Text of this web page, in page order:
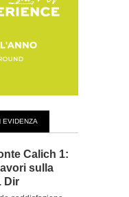
EVIDENZA
Calich 1:
sulla
Dir